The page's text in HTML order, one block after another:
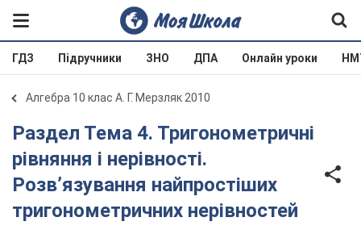
ГДЗ Підручники ЗНО ДПА Онлайн уроки
Алгебра 10 клас А. Г. Мерзляк 2010
Раздел Тема 4. Тригонометричні
рівняння і нерівності.
Розв’язування найпростіших
тригонометричних нерівностей